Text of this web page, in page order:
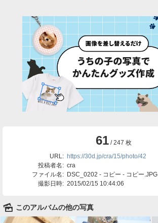
61 / 247 枚
URL: https://30d.jp/cra/15/photo/42
投稿者名: cra
ファイル名: DSC_0202 - コピー - コピー.JPG
撮影日時: 2015/02/15 10:44:06
🌄 このアルバムの他の写真